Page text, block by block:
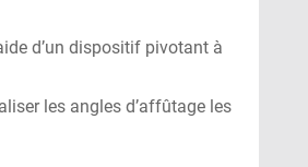
d’un dispositif pivotant à
les angles d’affûtage les